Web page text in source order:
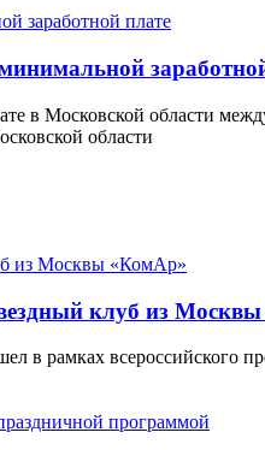
в Московской области
области
клуб из
в рамках всероссийского